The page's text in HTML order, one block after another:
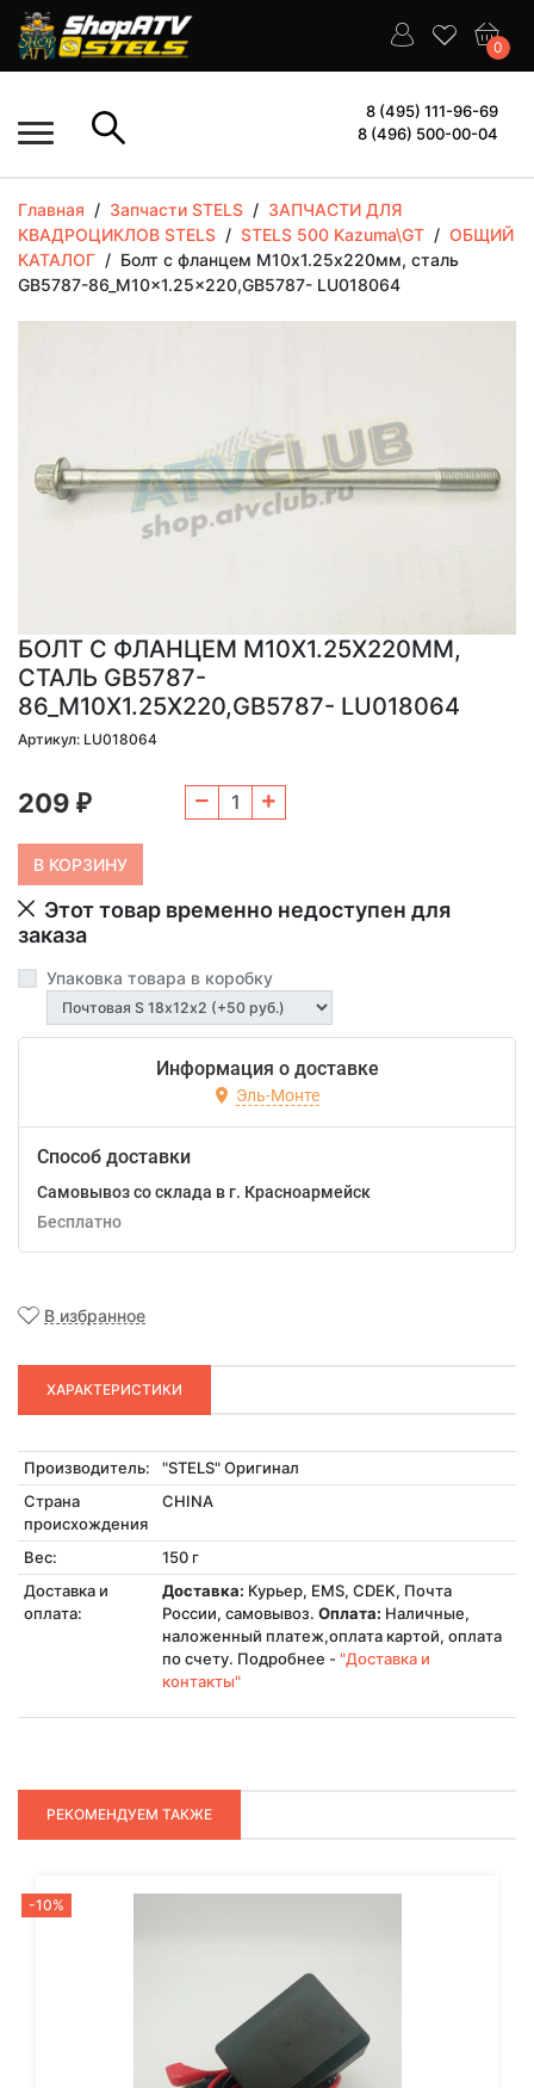
0
8 (495) 111-96-69
8 (496) 500-00-04
Главная / Запчасти STELS / ЗАПЧАСТИ ДЛЯ
КВАДРОЦИКЛОВ STELS / STELS 500 Kazuma\GT / ОБЩИЙ
КАТАЛОГ / Болт с фланцем М10х1.25х220мм, сталь
GB5787-86_M10x1.25x220,GB5787- LU018064
БОЛТ С ФЛАНЦЕМ М10Х1.25Х220ММ,
СТАЛЬ GB5787-
86_M10X1.25X220,GB5787- LU018064
Артикул: LU018064
209 ₽
Этот товар временно недоступен для
заказа
Упаковка товара в коробку
Информация о доставке
Эль-Монте
Способ доставки
Самовывоз со склада в г. Красноармейск
Бесплатно
В избранное
ХАРАКТЕРИСТИКИ
Производитель:
"STELS" Оригинал
Страна
происхождения
CHINA
Вес:
150 г
Доставка и
оплата:
Доставка: Курьер, EMS, CDEK, Почта
России, самовывоз. Оплата: Наличные,
наложенный платеж,оплата картой, оплата
по счету. Подробнее - "Доставка и
контакты"
РЕКОМЕНДУЕМ ТАКЖЕ
-10%